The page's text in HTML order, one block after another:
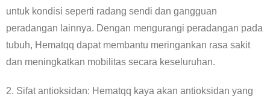
untuk kondisi seperti radang sendi dan gangguan
peradangan lainnya. Dengan mengurangi peradangan pada
tubuh, Hematqq dapat membantu meringankan rasa sakit
dan meningkatkan mobilitas secara keseluruhan.
2. Sifat antioksidan: Hematqq kaya akan antioksidan yang